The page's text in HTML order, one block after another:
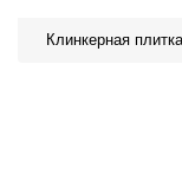
Клинкерная